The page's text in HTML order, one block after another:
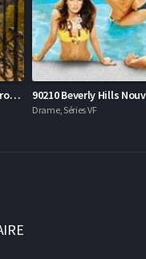
The Parisian Agency: Exclusive Properties
Drame, Séries VF